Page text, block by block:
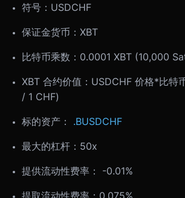
符号：USDCHF
保证金货币：XBT
比特币乘数：0.0001 XBT (10,000
XBT 合约价值：USDCHF 价格*比特
/ 1 CHF)
标的资产： .BUSDCHF
最大的杠杆：50x
提供流动性费率： -0.01%
提取流动性费率：0.075%